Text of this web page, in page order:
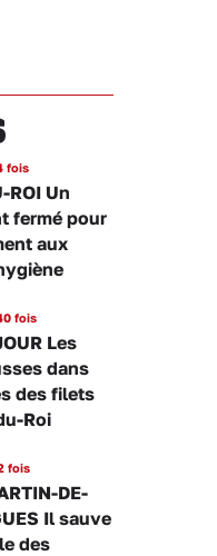
fois
ROI Un
fermé pour
aux
fois
Les
dans
des filets
Roi
fois
DE-
Il sauve
des